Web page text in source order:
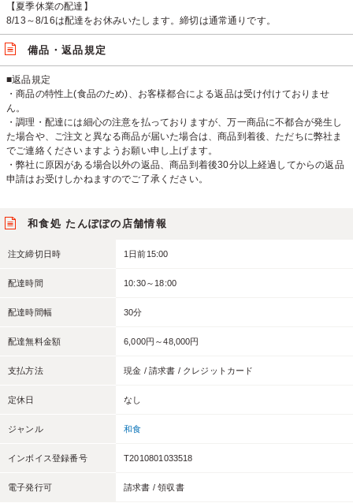
【夏季休業の配達】
8/13～8/16は配達をお休みいたします。締切は通常通りです。
備品・返品規定
■返品規定
・商品の特性上(食品のため)、お客様都合による返品は受け付けておりませ
ん。
・調理・配達には細心の注意を払っておりますが、万一商品に不都合が発生し
た場合や、ご注文と異なる商品が届いた場合は、商品到着後、ただちに弊社ま
でご連絡くださいますようお願い申し上げます。
・弊社に原因がある場合以外の返品、商品到着後30分以上経過してからの返品
申請はお受けしかねますのでご了承ください。
和食処 たんぽぽの店舗情報
注文締切日時 1日前15:00
配達時間 10:30～18:00
配達時間幅 30分
配達無料金額 6,000円～48,000円
支払方法 現金 / 請求書 / クレジットカード
定休日 なし
ジャンル 和食
インボイス登録番号 T2010801033518
電子発行可 請求書 / 領収書